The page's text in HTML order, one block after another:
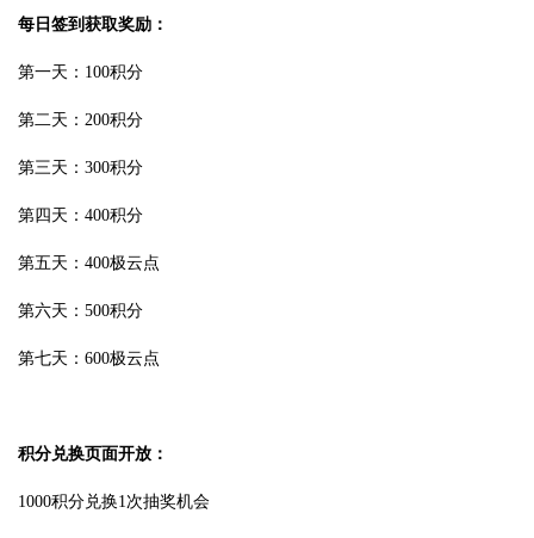
每日签到获取奖励：
第一天：100积分
第二天：200积分
第三天：300积分
第四天：400积分
第五天：400极云点
第六天：500积分
第七天：600极云点
积分兑换页面开放：
1000积分兑换1次抽奖机会